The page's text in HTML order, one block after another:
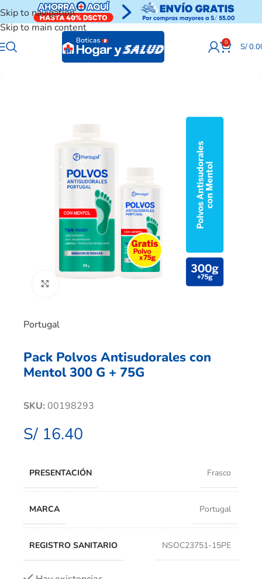
Skip to navigation
Skip to main content
0 S/
Portugal
Pack Polvos Antisudorales con
Mentol 300 G + 75G
SKU: 00198293
S/ 16.40
PRESENTACIÓN Frasco
MARCA Portugal
REGISTRO SANITARIO NSOC23751-15PE